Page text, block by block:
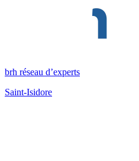
brh réseau d’experts
Saint-Isidore